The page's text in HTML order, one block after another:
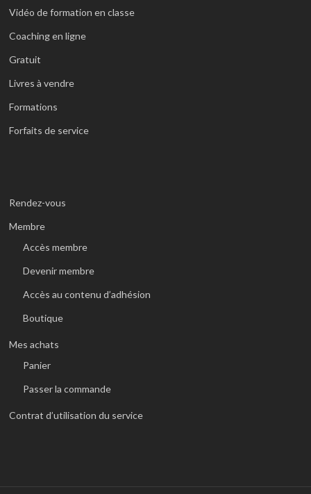
Vidéo de formation en classe
Coaching en ligne
Gratuit
Livres à vendre
Formations
Forfaits de service
Rendez-vous
Membre
Accès membre
Devenir membre
Accès au contenu d’adhésion
Boutique
Mes achats
Panier
Passer la commande
Contrat d’utilisation du service